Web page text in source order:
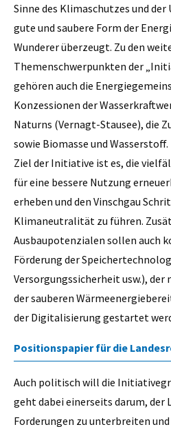
Sinne des Klimaschutzes und
gute und saubere Form der
Wunderer überzeugt. Zu den
Themenschwerpunkten der
gehören auch die
Konzessionen der
Naturns (Vernagt-Stausee), die
sowie Biomasse und
Ziel der Initiative ist es, die
für eine bessere Nutzung
erheben und den Vinschgau
Klimaneutralität zu führen.
Ausbaupotenzialen sollen auch
Förderung der
Versorgungssicherheit usw.),
der sauberen
der Digitalisierung gestartet
Positionspapier für die
Auch politisch will die
geht dabei einerseits darum, der
Forderungen zu unterbreiten